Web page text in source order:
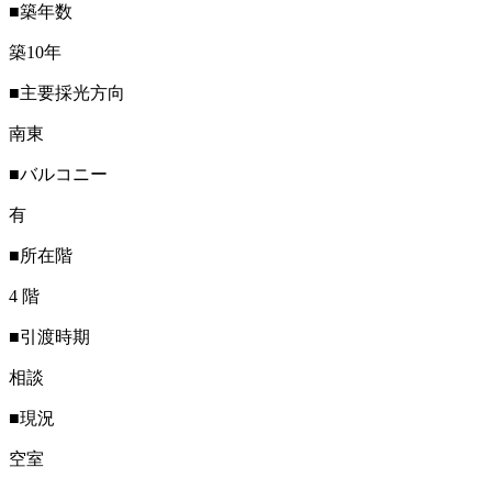
■築年数
築10年
■主要採光方向
南東
■バルコニー
有
■所在階
4 階
■引渡時期
相談
■現況
空室